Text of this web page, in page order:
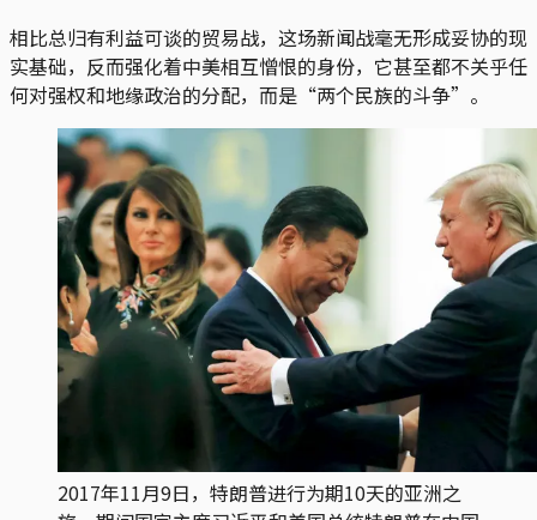
相比总归有利益可谈的贸易战，这场新闻战毫无形成妥协的现
实基础，反而强化着中美相互憎恨的身份，它甚至都不关乎任
何对强权和地缘政治的分配，而是“两个民族的斗争”。
2017年11月9日，特朗普进行为期10天的亚洲之